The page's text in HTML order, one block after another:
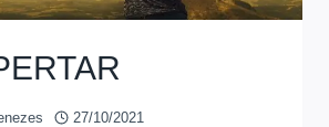
27/10/2021